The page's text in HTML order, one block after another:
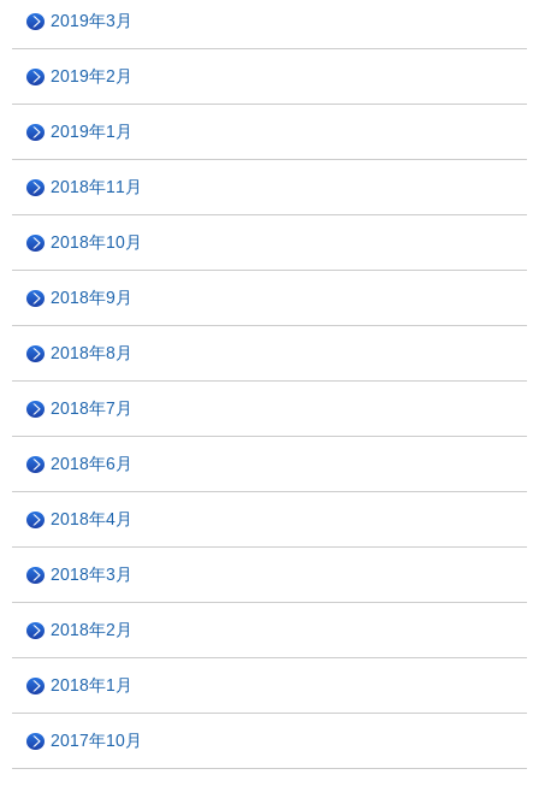
2019年3月
2019年2月
2019年1月
2018年11月
2018年10月
2018年9月
2018年8月
2018年7月
2018年6月
2018年4月
2018年3月
2018年2月
2018年1月
2017年10月